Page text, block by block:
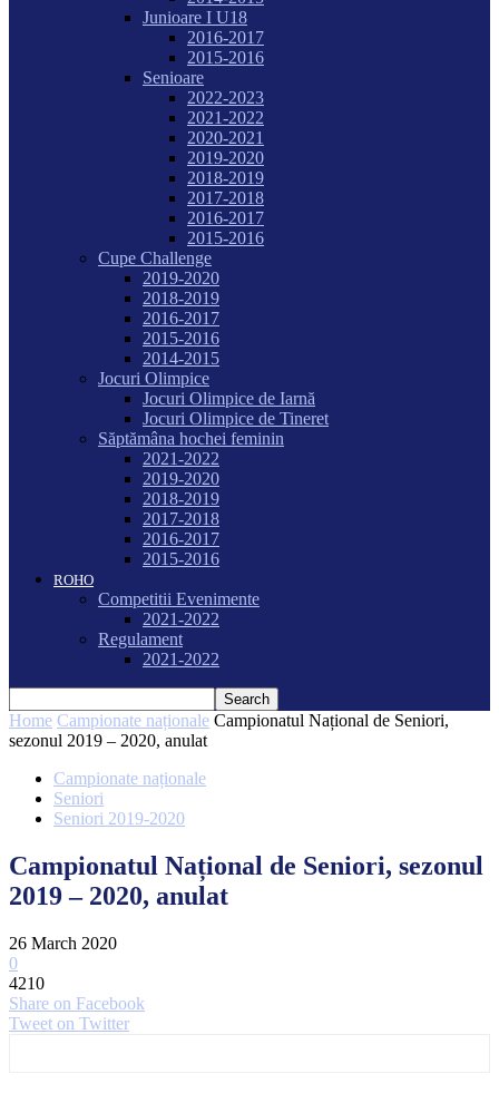
Junioare I U18
2016-2017
2015-2016
Senioare
2022-2023
2021-2022
2020-2021
2019-2020
2018-2019
2017-2018
2016-2017
2015-2016
Cupe Challenge
2019-2020
2018-2019
2016-2017
2015-2016
2014-2015
Jocuri Olimpice
Jocuri Olimpice de Iarnă
Jocuri Olimpice de Tineret
Săptămâna hochei feminin
2021-2022
2019-2020
2018-2019
2017-2018
2016-2017
2015-2016
ROHO
Competitii Evenimente
2021-2022
Regulament
2021-2022
Home Campionate naționale Campionatul Național de Seniori,
sezonul 2019 – 2020, anulat
Campionate naționale
Seniori
Seniori 2019-2020
Campionatul Național de Seniori, sezonul
2019 – 2020, anulat
26 March 2020
0
4210
Share on Facebook
Tweet on Twitter